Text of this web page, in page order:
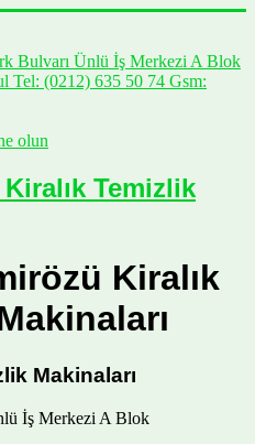
Bulvarı Ünlü İş Merkezi A Blok
Tel: (0212) 635 50 74 Gsm:
olun
Temizlik
Kiralık
Makinaları
İş Merkezi A Blok